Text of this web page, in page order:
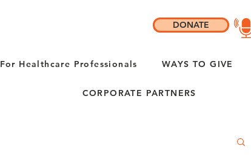
For Healthcare Professionals WAYS TO GIVE
CORPORATE PARTNERS
DONATE